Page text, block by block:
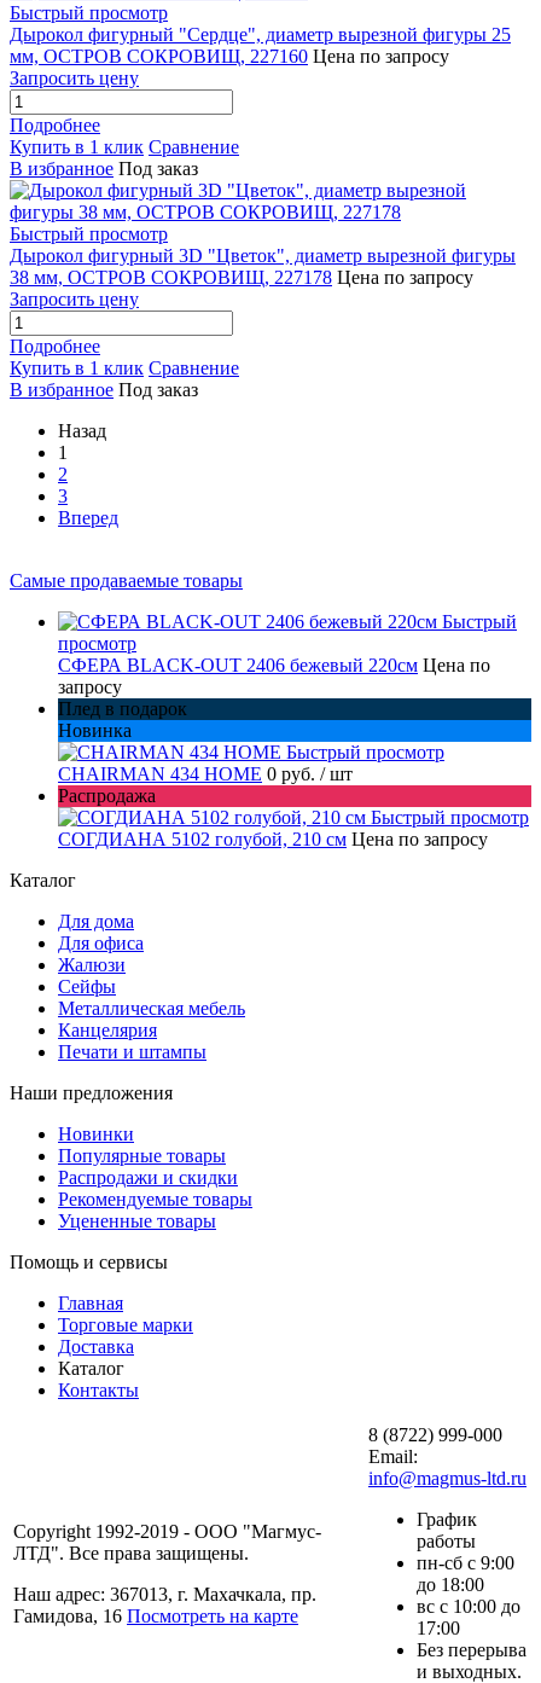
Быстрый просмотр
Дырокол фигурный "Сердце", диаметр вырезной фигуры 25
мм, ОСТРОВ СОКРОВИЩ, 227160 Цена по запросу
Запросить цену
Подробнее
Купить в 1 клик Сравнение
В избранное Под заказ
Быстрый просмотр
Дырокол фигурный 3D "Цветок", диаметр вырезной фигуры
38 мм, ОСТРОВ СОКРОВИЩ, 227178 Цена по запросу
Запросить цену
Подробнее
Купить в 1 клик Сравнение
В избранное Под заказ
Назад
1
2
3
Вперед
Самые продаваемые товары
Быстрый
просмотр
СФЕРА BLACK-OUT 2406 бежевый 220см Цена по
запросу
Плед в подарок
Новинка
Быстрый просмотр
CHAIRMAN 434 HOME 0 руб. / шт
Распродажа
Быстрый просмотр
СОГДИАНА 5102 голубой, 210 см Цена по запросу
Каталог
Для дома
Для офиса
Жалюзи
Сейфы
Металлическая мебель
Канцелярия
Печати и штампы
Наши предложения
Новинки
Популярные товары
Распродажи и скидки
Рекомендуемые товары
Уцененные товары
Помощь и сервисы
Главная
Торговые марки
Доставка
Каталог
Контакты
Copyright 1992-2019 - ООО "Магмус-
ЛТД". Все права защищены.
Наш адрес: 367013, г. Махачкала, пр.
Гамидова, 16 Посмотреть на карте
8 (8722) 999-000
Email:
info@magmus-ltd.ru
График
работы
пн-сб с 9:00
до 18:00
вс с 10:00 до
17:00
Без перерыва
и выходных.